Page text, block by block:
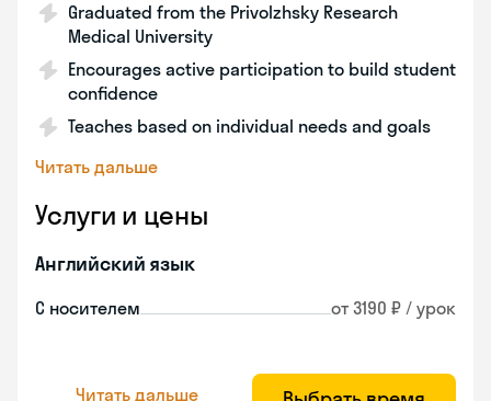
Graduated from the Privolzhsky Research
Medical University
Encourages active participation to build student
confidence
Teaches based on individual needs and goals
Читать дальше
Услуги и цены
Английский язык
С носителем от 3190 ₽ / урок
Читать дальше